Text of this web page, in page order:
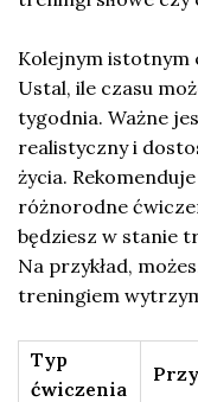
Kolejnym istotnym
Ustal, ile czasu
tygodnia. Ważne
realistyczny i
życia.
różnorodne
będziesz w stanie
Na przykład,
treningiem
Typ
ćwiczenia